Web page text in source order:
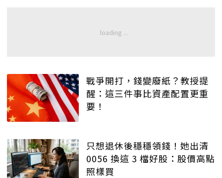
戰爭開打，錢變廢紙？教授提
醒：這三件事比資產配置更重
要！
只想退休後穩穩領錢！她出清
0056 換這 3 檔好股：股價高點
照樣買